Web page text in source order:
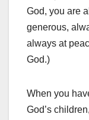
God, you are
generous,
always at
God.)
When you
God’s